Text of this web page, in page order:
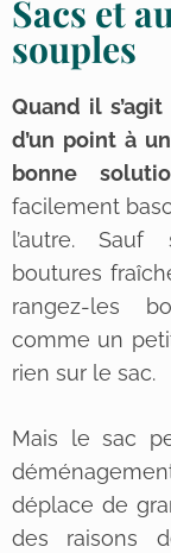
Sacs et
souples
Quand il
d’un point à
bonne
facilement
l’autre.
boutures
rangez-les
comme un
rien sur le sac.
Mais le sac
déplace de
des raisons